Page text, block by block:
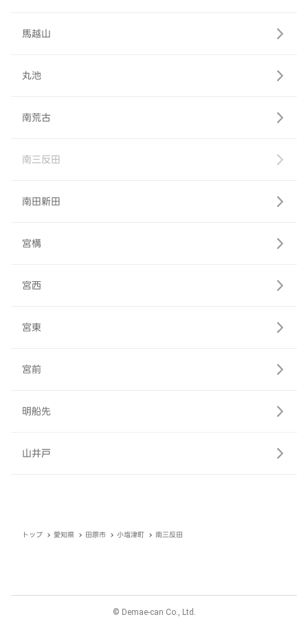
馬越山
丸池
南荒古
南三反田
南田新田
宮構
宮西
宮東
宮前
明船先
山井戸
トップ 愛知県 田原市 小塩津町 南三反田
© Demae-can Co., Ltd.